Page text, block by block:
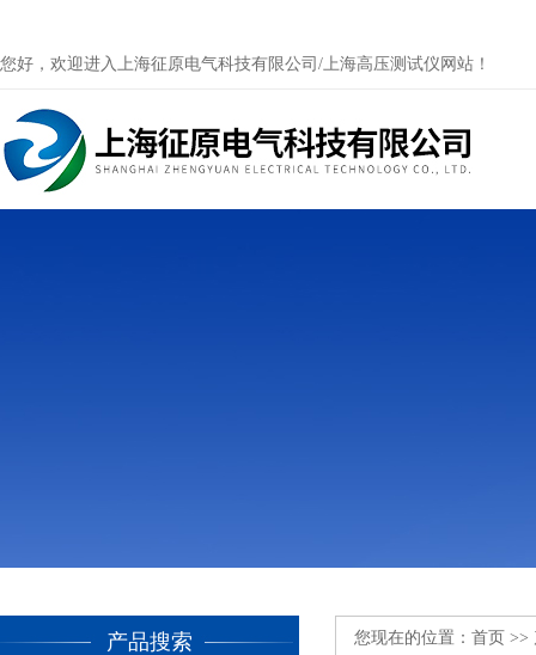
您好，欢迎进入上海征原电气科技有限公司/上海高压测试仪网站！
产品搜索 您现在的位置： 首页 >>